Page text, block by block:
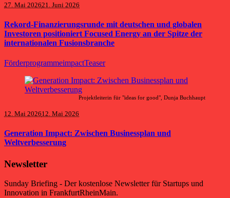
27. Mai 202621. Juni 2026
Rekord-Finanzierungsrunde mit deutschen und globalen
Investoren positioniert Focused Energy an der Spitze der
internationalen Fusionsbranche
FörderprogrammeimpactTeaser
Projektleiterin für "ideas for good", Dunja Buchhaupt
12. Mai 202612. Mai 2026
Generation Impact: Zwischen Businessplan und
Weltverbesserung
Newsletter
Sunday Briefing - Der kostenlose Newsletter für Startups und
Innovation in FrankfurtRheinMain.